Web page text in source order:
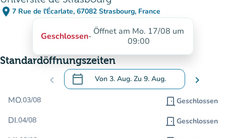
place 7 Rue de l'Écarlate, 67082 Strasbourg, France
(in Google Maps öffnen)
(new tab)
Geschlossen- Öffnet am Mo. 17/08 um
09:00
Standardöffnungszeiten
chevron_left calendar_today Von 3. Aug. Zu 9. Aug.
.Öffnen Sie den Kalender, um Daten zu
chevron_right
MO.03/08 door_front Geschlossen
DI.04/08 door_front Geschlossen